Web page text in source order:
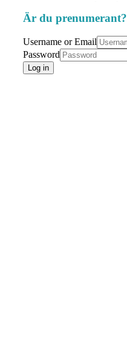
Är du prenumerant?
Username or Email
Password
Log in